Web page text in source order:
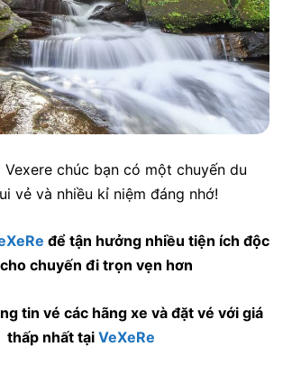
Vexere chúc bạn có một chuyến du
vẻ và nhiều kỉ niệm đáng nhớ!
để tận hưởng nhiều tiện ích độc
chuyến đi trọn vẹn hơn
tin vé các hãng xe và đặt vé với giá
thấp nhất tại VeXeRe